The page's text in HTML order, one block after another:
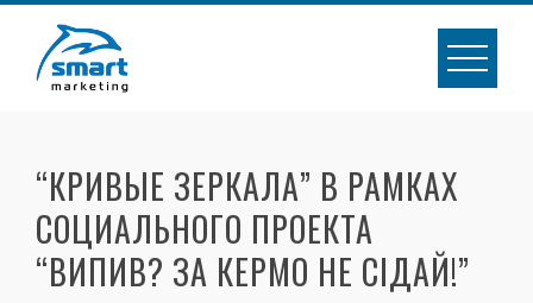
content
“КРИВЫЕ ЗЕРКАЛА” В РАМКАХ
СОЦИАЛЬНОГО ПРОЕКТА
“ВИПИВ? ЗА КЕРМО НЕ СIДАЙ!”